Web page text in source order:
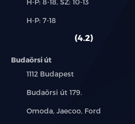
használt
H-P: 8-18, SZ: 10-13
Alkatrész,
H-P: 7-18
4.2
Budaörsi út
Település:
1112 Budapest
Cím:
Budaörsi út 179.
Márkák:
Omoda, Jaecoo, Ford